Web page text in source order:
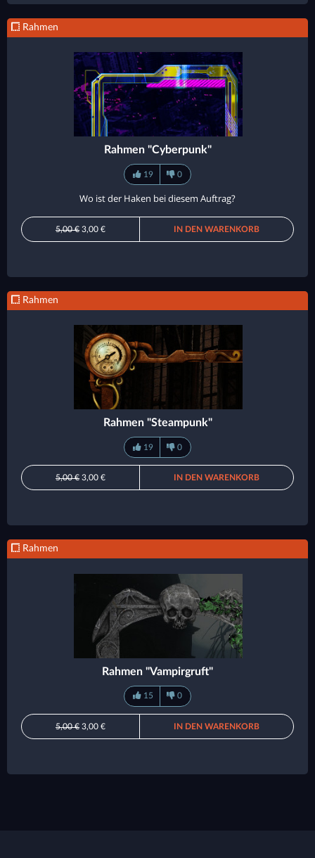
Rahmen
Rahmen "Cyberpunk"
19 0
Wo ist der Haken bei diesem Auftrag?
5,00 € 3,00 € IN DEN WARENKORB
Rahmen
Rahmen "Steampunk"
19 0
5,00 € 3,00 € IN DEN WARENKORB
Rahmen
Rahmen "Vampirgruft"
15 0
5,00 € 3,00 € IN DEN WARENKORB